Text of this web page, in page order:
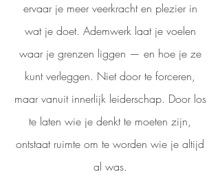
ervaar je meer veerkracht en plezier in
wat je doet. Ademwerk laat je voelen
waar je grenzen liggen — en hoe je ze
kunt verleggen. Niet door te forceren,
maar vanuit innerlijk leiderschap. Door los
te laten wie je denkt te moeten zijn,
ontstaat ruimte om te worden wie je altijd
al was.